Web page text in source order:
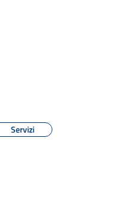
Servizi